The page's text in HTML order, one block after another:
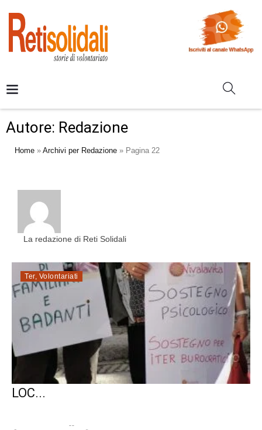
Autore: Redazione
Home » Archivi per Redazione » Pagina 22
La redazione di Reti Solidali
Ter, Volontariati
SE VUOLE COLLABORARE CON GLI ENTI
LOC...